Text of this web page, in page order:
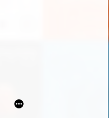
armii bułgarskiej podczas